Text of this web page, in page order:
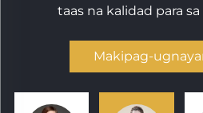
taas na kalidad para
Makipag-